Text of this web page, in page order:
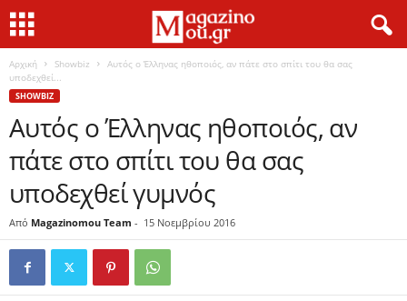
Αρχική Showbiz
Αυτός ο Έλληνας ηθοποιός, αν πάτε στο σπίτι του θα σας
υποδεχθεί...
SHOWBIZ
Αυτός ο Έλληνας ηθοποιός, αν
πάτε στο σπίτι του θα σας
υποδεχθεί γυμνός
Από Magazinomou Team - 15 Νοεμβρίου 2016